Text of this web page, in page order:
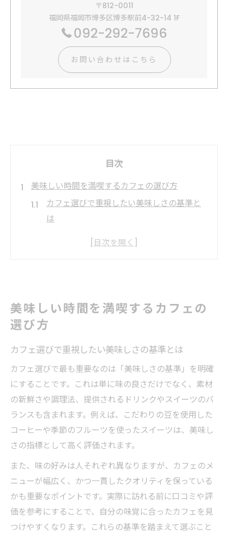
〒812-0011
福岡県福岡市博多区博多駅前4-32-14 1F
092-292-7696
お問い合わせはこちら
目次
美味しい時間を満喫するカフェの選び方
カフェ選びで重視したい美味しさの基準と
は
雰囲気と味が両立するカフェの見極め方
カフェで味わう至福のひとときを探して
カフェで過ごす美味しい時間の魅力とは
カフェ巡りで見つけた至福の味わい方
美味しいスイーツとカフェの至福な瞬間
雰囲気重視なら押さえたいカフェの魅力
カフェの雰囲気が美味しさに与える影響
居心地の良いカフェ選びのポイント
美味しいカフェ探しは空間作りも大切
カフェで感じる癒やしの美味しい体験
おしゃれなカフェの美味しい雰囲気とは
こだわりのカフェで心地よい空間を体験
カフェのこだわりが生む美味しい時間
美味しい時間を満喫するカフェの
選び方
カフェ選びで重視したい美味しさの基準とは
カフェ選びで最も重要なのは「美味しさの基準」を明確
にすることです。これは単に味の良さだけでなく、素材
の新鮮さや調理法、提供されるドリンクやスイーツのバ
ランスも含まれます。例えば、こだわりの豆を使用した
コーヒーや季節のフルーツを使ったスイーツは、美味し
さの指標として高く評価されます。
また、味の好みは人それぞれ異なりますが、カフェのメ
ニューが幅広く、かつ一貫したクオリティを保っている
かも重要なポイントです。実際に訪れる前に口コミや評
価を参考にすることで、自分の味覚に合ったカフェを見
つけやすくなります。これらの基準を踏まえて選ぶこと